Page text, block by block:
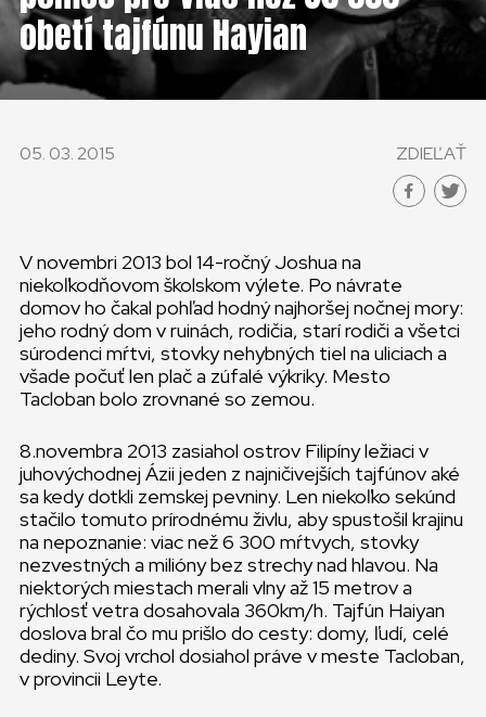
KONTAKT
SLOVENSKO
obetí tajfúnu Hayian
05. 03. 2015 ZDIEĽAŤ
V novembri 2013 bol 14-ročný Joshua na
niekoľkodňovom školskom výlete. Po návrate
domov ho čakal pohľad hodný najhoršej nočnej mory:
jeho rodný dom v ruinách, rodičia, starí rodiči a všetci
súrodenci mŕtvi, stovky nehybných tiel na uliciach a
všade počuť len plač a zúfalé výkriky. Mesto
Tacloban bolo zrovnané so zemou.
8.novembra 2013 zasiahol ostrov Filipíny ležiaci v
juhovýchodnej Ázii jeden z najničivejších tajfúnov aké
sa kedy dotkli zemskej pevniny. Len niekoľko sekúnd
stačilo tomuto prírodnému živlu, aby spustošil krajinu
na nepoznanie: viac než 6 300 mŕtvych, stovky
nezvestných a milióny bez strechy nad hlavou. Na
niektorých miestach merali vlny až 15 metrov a
rýchlosť vetra dosahovala 360km/h. Tajfún Haiyan
doslova bral čo mu prišlo do cesty: domy, ľudí, celé
dediny. Svoj vrchol dosiahol práve v meste Tacloban,
v provincii Leyte.